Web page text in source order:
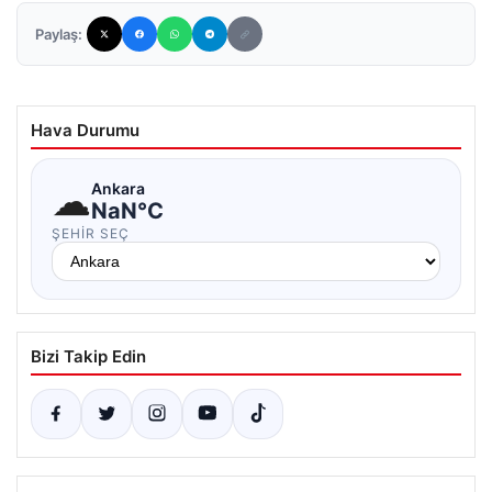
Paylaş:
Hava Durumu
☁Ankara
NaN°C
ŞEHIR SEÇ
Bizi Takip Edin